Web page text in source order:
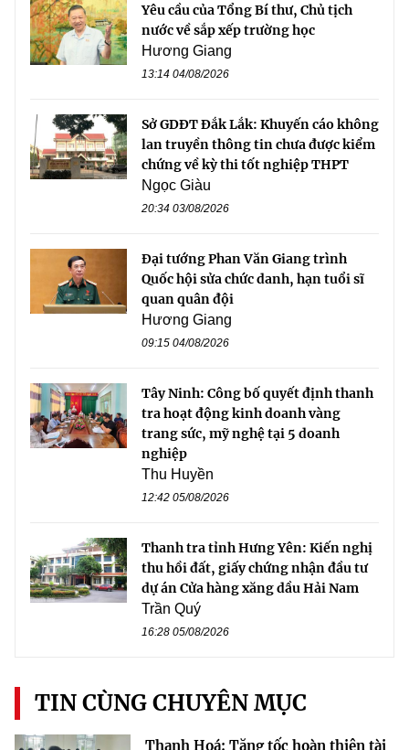
Yêu cầu của Tổng Bí thư, Chủ tịch
nước về sắp xếp trường học
Hương Giang
13:14 04/08/2026
Sở GDĐT Đắk Lắk: Khuyến cáo không
lan truyền thông tin chưa được kiểm
chứng về kỳ thi tốt nghiệp THPT
Ngọc Giàu
20:34 03/08/2026
Đại tướng Phan Văn Giang trình
Quốc hội sửa chức danh, hạn tuổi sĩ
quan quân đội
Hương Giang
09:15 04/08/2026
Tây Ninh: Công bố quyết định thanh
tra hoạt động kinh doanh vàng
trang sức, mỹ nghệ tại 5 doanh
nghiệp
Thu Huyền
12:42 05/08/2026
Thanh tra tỉnh Hưng Yên: Kiến nghị
thu hồi đất, giấy chứng nhận đầu tư
dự án Cửa hàng xăng dầu Hải Nam
Trần Quý
16:28 05/08/2026
TIN CÙNG CHUYÊN MỤC
Thanh Hoá: Tăng tốc hoàn thiện tài